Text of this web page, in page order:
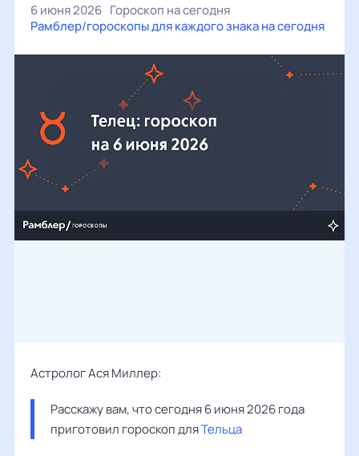
6 июня 2026 Гороскоп на сегодня
Рамблер/гороскопы для каждого знака на сегодня
Астролог Ася Миллер:
Расскажу вам, что сегодня 6 июня 2026 года
приготовил гороскоп для Тельца